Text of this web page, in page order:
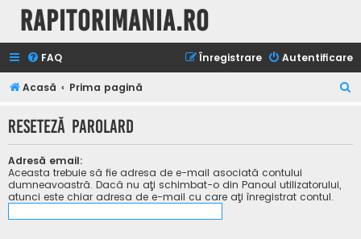
Rapitorimania.ro
FAQ Autentificare
Înregistrare
Acasă Prima pagină
t
Reseteză parolard
Adresă email:
Aceasta trebuie să fie adresa de e-mail asociată contului
dumneavoastră. Dacă nu aţi schimbat-o din Panoul utilizatorului,
atunci este chiar adresa de e-mail cu care aţi înregistrat contul.